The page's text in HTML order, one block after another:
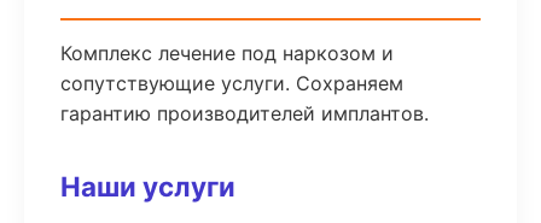
Комплекс лечение под наркозом и
сопутствующие услуги. Сохраняем
гарантию производителей имплантов.
Наши услуги